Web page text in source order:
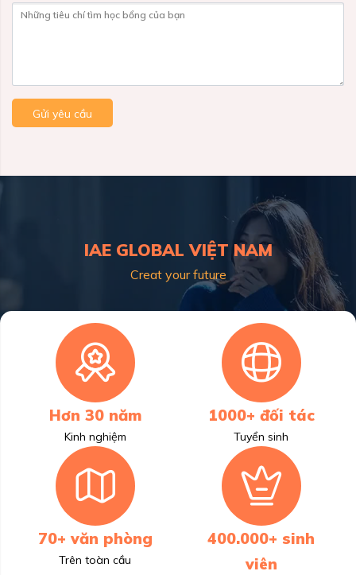
Những tiêu chí tìm học bổng của bạn
Gửi yêu cầu
IAE GLOBAL VIỆT NAM
Creat your future
Hơn 30 năm
Kinh nghiệm
1000+ đối tác
Tuyển sinh
70+ văn phòng
Trên toàn cầu
400.000+ sinh
viên